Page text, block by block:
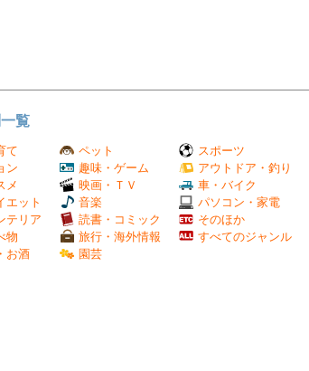
覧
て
ン
メ
エット
テリア
物
お酒
ペット
趣味・ゲーム
映画・ＴＶ
音楽
読書・コミック
旅行・海外情報
園芸
スポーツ
アウトドア・釣り
車・バイク
パソコン・家電
そのほか
すべてのジャンル